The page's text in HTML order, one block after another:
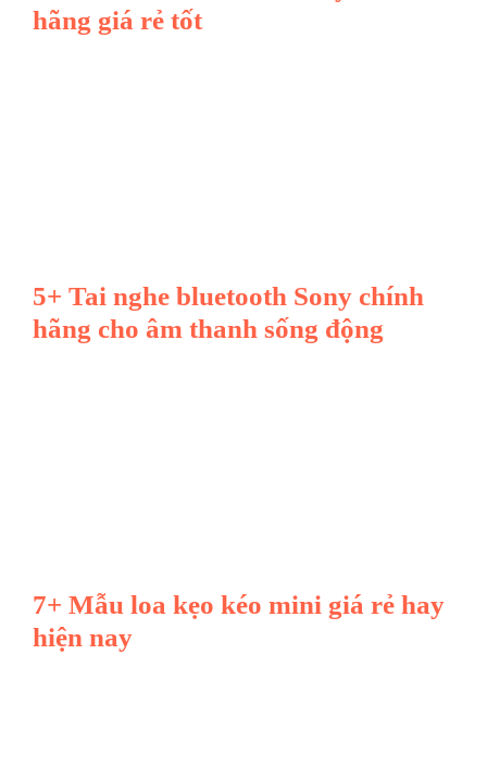
hãng giá rẻ tốt
5+ Tai nghe bluetooth Sony chính
hãng cho âm thanh sống động
7+ Mẫu loa kẹo kéo mini giá rẻ hay
hiện nay